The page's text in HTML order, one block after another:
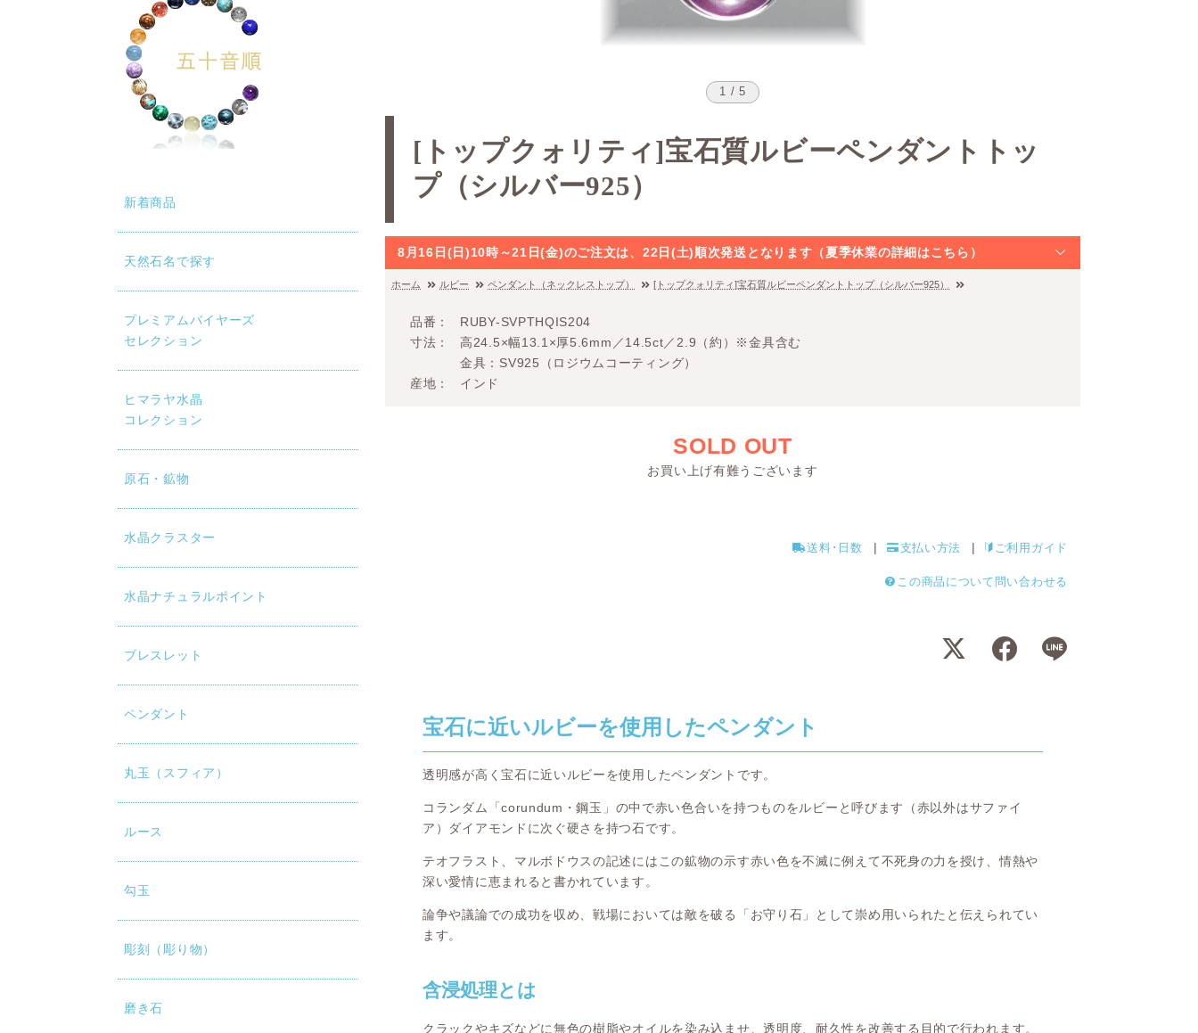
新着商品
天然石名で探す
プレミアムバイヤーズ
セレクション
ヒマラヤ水晶
コレクション
原石・鉱物
水晶クラスター
水晶ナチュラルポイント
ブレスレット
ペンダント
丸玉（スフィア）
ルース
勾玉
彫刻（彫り物）
磨き石
1 / 5
[トップクォリティ]宝石質ルビーペンダントトッ
プ（シルバー925）
8月16日(日)10時～21日(金)のご注文は、22日(土)順次発送となります（夏季休業の詳細はこちら）
ホーム ルビー ペンダント（ネックレストップ） [トップクォリティ]宝石質ルビーペンダントトップ（シルバー925）
品番
RUBY-SVPTHQIS204
寸法
高24.5×幅13.1×厚5.6mm／14.5ct／2.9（約）※金具含む
金具：SV925（ロジウムコーティング）
産地
インド
SOLD OUT
お買い上げ有難うございます
送料･日数 支払い方法 ご利用ガイド
この商品について問い合わせる
宝石に近いルビーを使用したペンダント
透明感が高く宝石に近いルビーを使用したペンダントです。
コランダム「corundum・鋼玉」の中で赤い色合いを持つものをルビーと呼びます（赤以外はサファイ
ア）ダイアモンドに次ぐ硬さを持つ石です。
テオフラスト、マルボドウスの記述にはこの鉱物の示す赤い色を不滅に例えて不死身の力を授け、情熱や
深い愛情に恵まれると書かれています。
論争や議論での成功を収め、戦場においては敵を破る「お守り石」として崇め用いられたと伝えられてい
ます。
含浸処理とは
クラックやキズなどに無色の樹脂やオイルを染み込ませ、透明度、耐久性を改善する目的で行われます。